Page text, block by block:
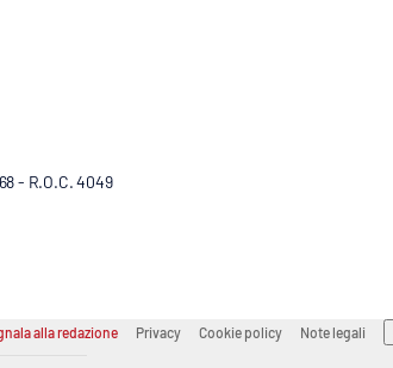
- R.O.C. 4049
alla redazione Privacy Cookie policy Note legali